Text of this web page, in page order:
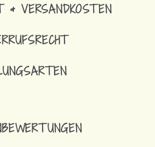
VERSANDKOSTEN